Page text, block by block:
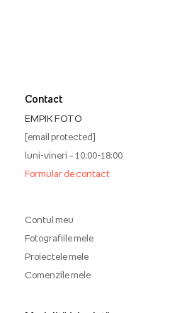
Contact
EMPIK FOTO
[email protected]
luni-vineri – 10:00-18:00
Formular de contact
Contul meu
Fotografiile mele
Proiectele mele
Comenzile mele